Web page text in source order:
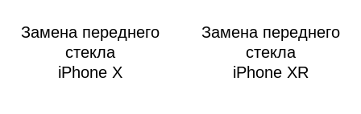
Замена переднего
стекла
iPhone X
Замена переднего
стекла
iPhone XR